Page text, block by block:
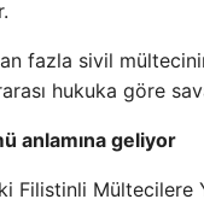
fazla sivil
hukuka göre
anlamına geliyor
Mültecilere